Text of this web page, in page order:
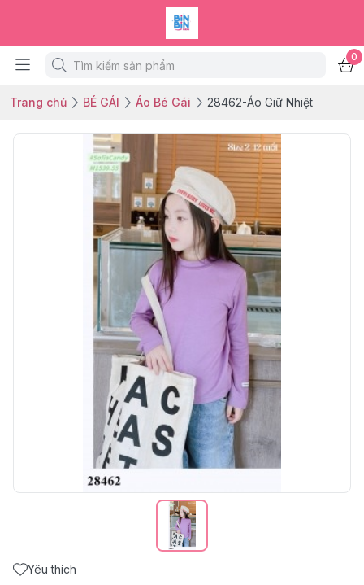
0
Trang chủ BÉ GÁI Áo Bé Gái 28462-Áo Giữ Nhiệt
Yêu thích